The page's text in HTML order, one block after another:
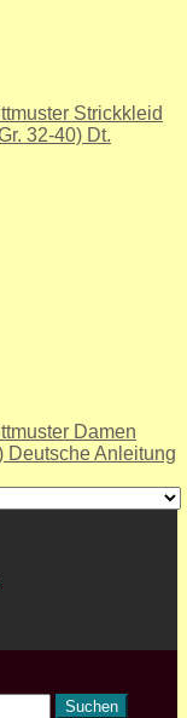
Strickkleid
32-40) Dt.
Damen
Deutsche Anleitung
Suchen